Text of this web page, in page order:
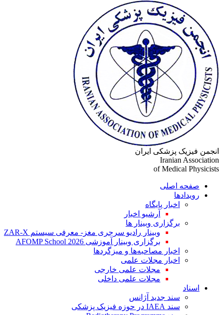
فیزیک پزشکی ایران
Iranian
of Medical
صفحه اصلی
رویدادها
اخبار پایگاه
آرشیو اخبار
برگزاری وبینار ها
وبینار رادیو سرجری مغز- معرفی سیستم ZAR-X
برگزاری وبینار آموزشی AFOMP School 2026
اخبار مصاحبه‌ها و میزگردها
اخبار مجلات علمی
مجلات علمی خارجی
مجلات علمی داخلی
اسناد
سند جدید آژانس
سند IAEA در حوزه فیزیک پزشکی